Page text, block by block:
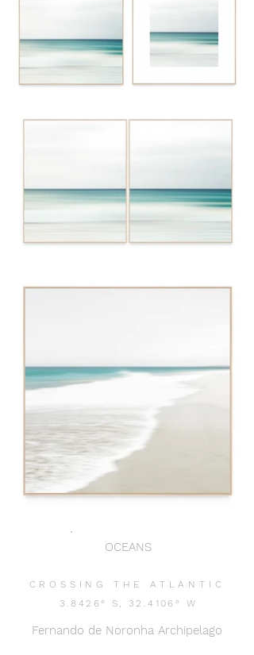
OCEANS
CROSSING THE ATLANTIC
3.8426° S, 32.4106° W
Fernando de Noronha Archipelago